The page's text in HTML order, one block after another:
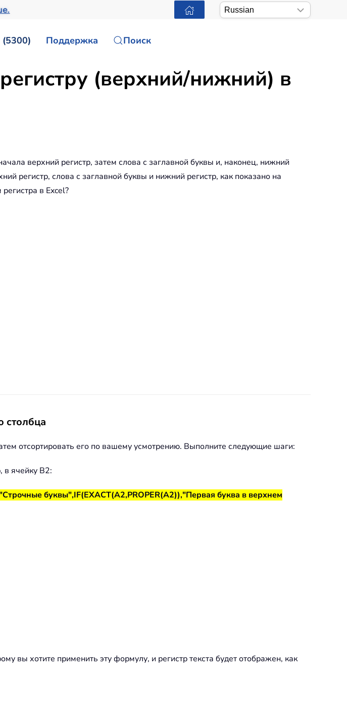
Поддержка Поиск
(верхний/нижний) в
верхний регистр, затем слова с заглавной буквы и, наконец, нижний
регистр, слова с заглавной буквы и нижний регистр, как показано на
в Excel?
столбца
отсортировать его по вашему усмотрению. Выполните следующие шаги:
ячейку B2:
буквы",IF(EXACT(A2,PROPER(A2)),"Первая буква в верхнем
вы хотите применить эту формулу, и регистр текста будет отображен, как